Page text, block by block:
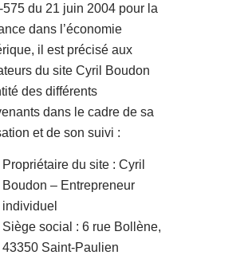
575 du 21 juin 2004 pour la
dans l’économie
il est précisé aux
du site Cyril Boudon
des différents
dans le cadre de sa
et de son suivi :
Propriétaire du site : Cyril
Boudon – Entrepreneur
individuel
Siège social : 6 rue Bollène,
43350 Saint-Paulien